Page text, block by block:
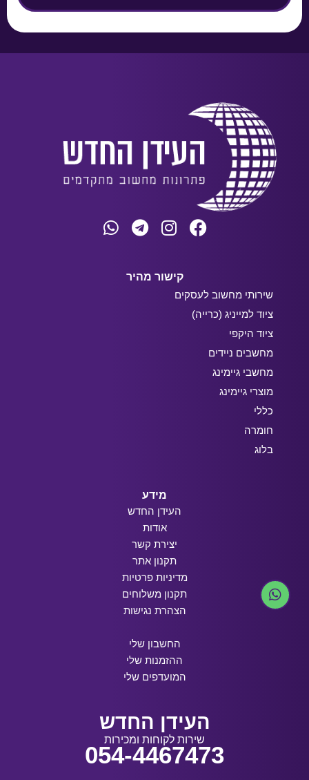
קישור מהיר
שירותי מחשוב לעסקים
ציוד למייניג (כרייה)
ציוד היקפי
מחשבים ניידים
מחשבי גיימינג
מוצרי גיימינג
כללי
חומרה
בלוג
מידע
העידן החדש
אודות
יצירת קשר
תקנון אתר
מדיניות פרטיות
תקנון משלוחים
הצהרת נגישות
החשבון שלי
ההזמנות שלי
המועדפים שלי
העידן החדש
שירות לקוחות ומכירות
054-4467473